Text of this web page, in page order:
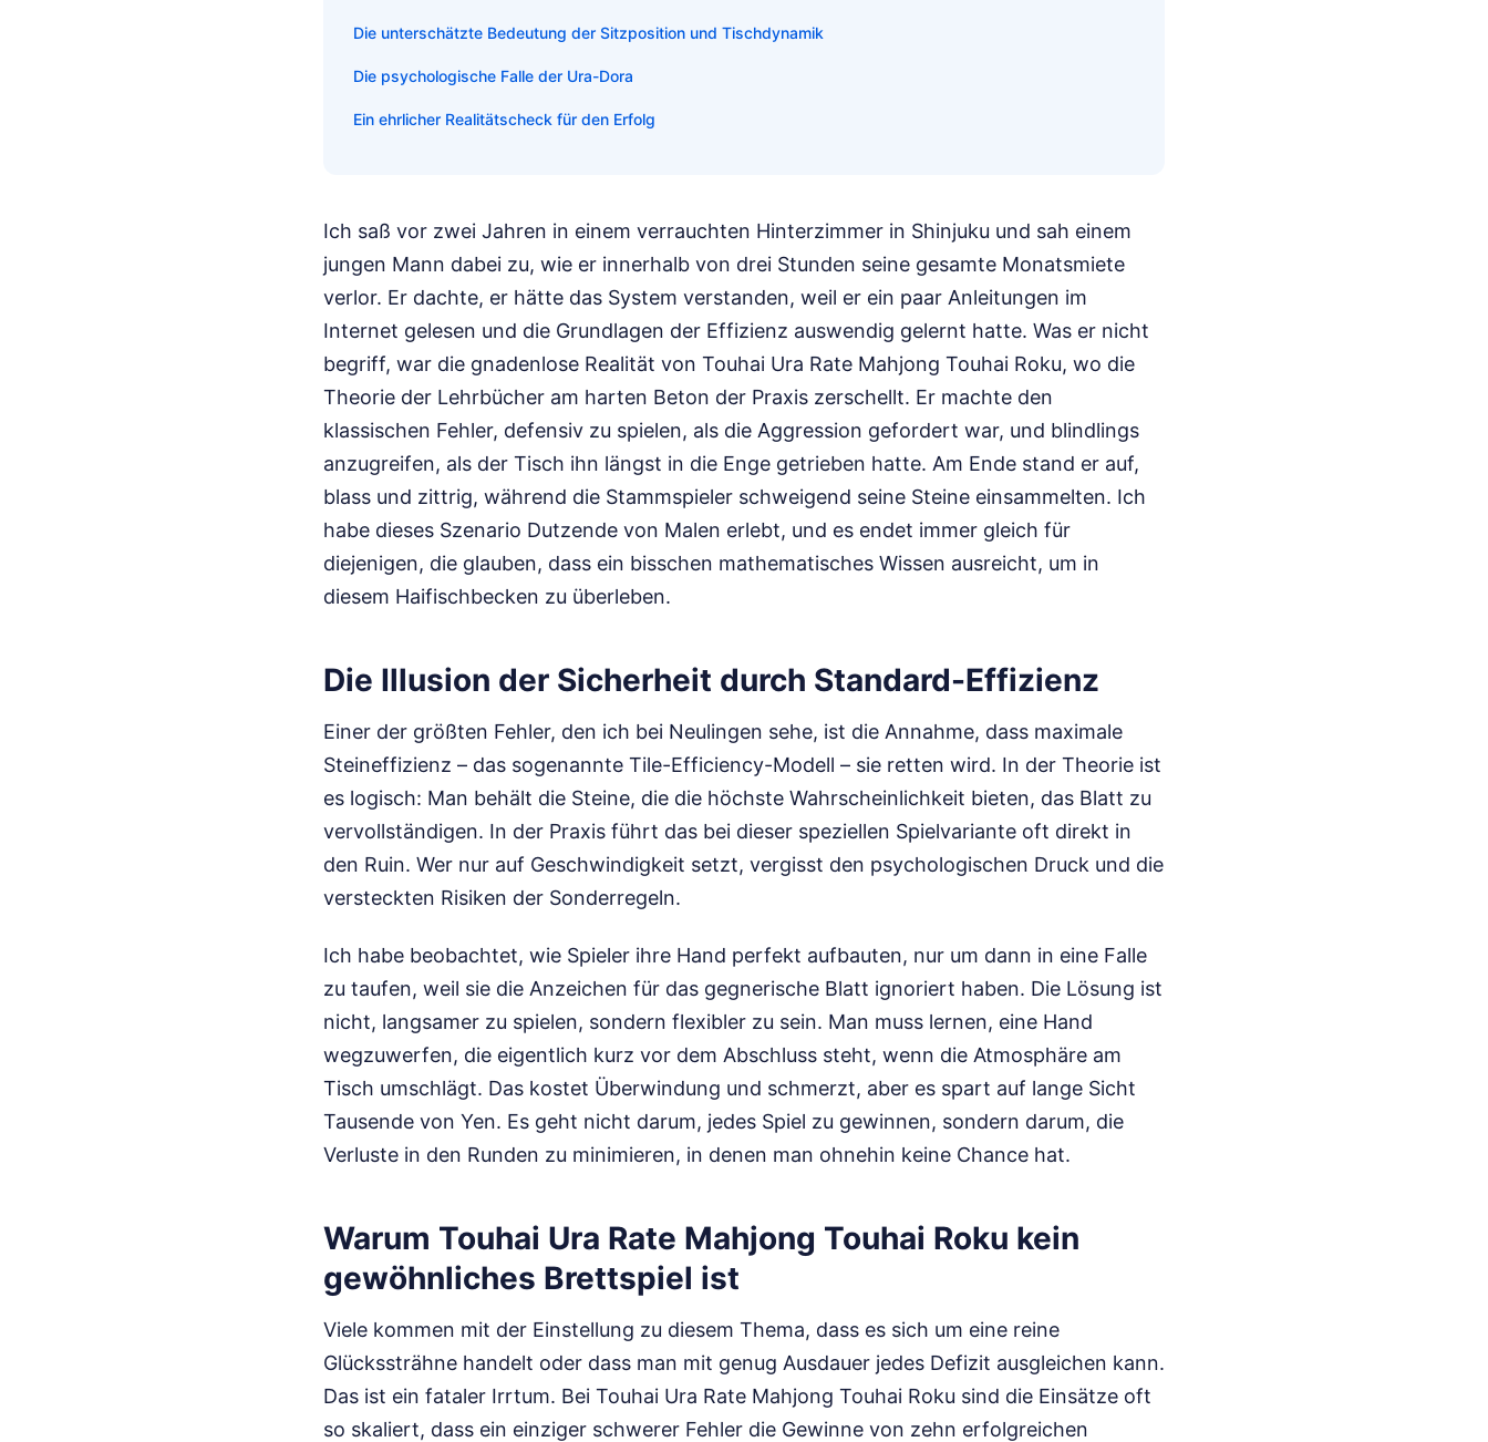
Die unterschätzte Bedeutung der Sitzposition und Tischdynamik
Die psychologische Falle der Ura-Dora
Ein ehrlicher Realitätscheck für den Erfolg
Ich saß vor zwei Jahren in einem verrauchten Hinterzimmer in Shinjuku und sah einem
jungen Mann dabei zu, wie er innerhalb von drei Stunden seine gesamte Monatsmiete
verlor. Er dachte, er hätte das System verstanden, weil er ein paar Anleitungen im
Internet gelesen und die Grundlagen der Effizienz auswendig gelernt hatte. Was er nicht
begriff, war die gnadenlose Realität von Touhai Ura Rate Mahjong Touhai Roku, wo die
Theorie der Lehrbücher am harten Beton der Praxis zerschellt. Er machte den
klassischen Fehler, defensiv zu spielen, als die Aggression gefordert war, und blindlings
anzugreifen, als der Tisch ihn längst in die Enge getrieben hatte. Am Ende stand er auf,
blass und zittrig, während die Stammspieler schweigend seine Steine einsammelten. Ich
habe dieses Szenario Dutzende von Malen erlebt, und es endet immer gleich für
diejenigen, die glauben, dass ein bisschen mathematisches Wissen ausreicht, um in
diesem Haifischbecken zu überleben.
Die Illusion der Sicherheit durch Standard-Effizienz
Einer der größten Fehler, den ich bei Neulingen sehe, ist die Annahme, dass maximale
Steineffizienz – das sogenannte Tile-Efficiency-Modell – sie retten wird. In der Theorie ist
es logisch: Man behält die Steine, die die höchste Wahrscheinlichkeit bieten, das Blatt zu
vervollständigen. In der Praxis führt das bei dieser speziellen Spielvariante oft direkt in
den Ruin. Wer nur auf Geschwindigkeit setzt, vergisst den psychologischen Druck und die
versteckten Risiken der Sonderregeln.
Ich habe beobachtet, wie Spieler ihre Hand perfekt aufbauten, nur um dann in eine Falle
zu taufen, weil sie die Anzeichen für das gegnerische Blatt ignoriert haben. Die Lösung ist
nicht, langsamer zu spielen, sondern flexibler zu sein. Man muss lernen, eine Hand
wegzuwerfen, die eigentlich kurz vor dem Abschluss steht, wenn die Atmosphäre am
Tisch umschlägt. Das kostet Überwindung und schmerzt, aber es spart auf lange Sicht
Tausende von Yen. Es geht nicht darum, jedes Spiel zu gewinnen, sondern darum, die
Verluste in den Runden zu minimieren, in denen man ohnehin keine Chance hat.
Warum Touhai Ura Rate Mahjong Touhai Roku kein
gewöhnliches Brettspiel ist
Viele kommen mit der Einstellung zu diesem Thema, dass es sich um eine reine
Glückssträhne handelt oder dass man mit genug Ausdauer jedes Defizit ausgleichen kann.
Das ist ein fataler Irrtum. Bei Touhai Ura Rate Mahjong Touhai Roku sind die Einsätze oft
so skaliert, dass ein einziger schwerer Fehler die Gewinne von zehn erfolgreichen